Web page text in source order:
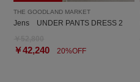
THE GOODLAND MARKET
Jens UNDER PANTS DRESS 2
￥42,240 20%OFF